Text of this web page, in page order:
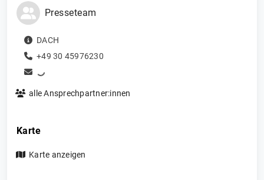
Presseteam
DACH
+49 30 45976230
alle Ansprechpartner:innen
Karte
Karte anzeigen